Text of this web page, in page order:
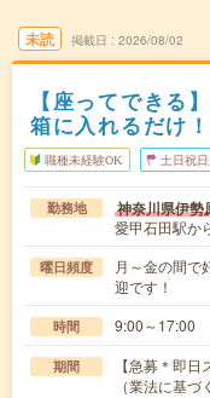
未読 掲載日 2026/08/02
【座ってできる
箱に入れるだけ！
職種未経験OK 土日祝
勤務地 神奈川県伊勢
愛甲石田駅か
曜日頻度
月～金の間で
迎です！
時間 9:00～17:00
期間
【急募＊即
（業法に基づ